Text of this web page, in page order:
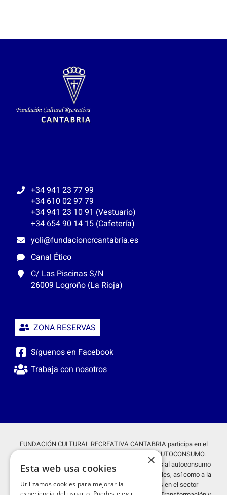
+34 941 23 77 99
+34 610 02 97 79
+34 941 23 10 91 (Vestuario)
+34 654 90 14 15 (Cafetería)
yoli@fundacioncrcantabria.es
Canal Ético
C/ Las Piscinas S/N
26009 Logroño (La Rioja)
ZONA RESERVAS
Síguenos en Facebook
Trabaja con nosotros
FUNDACIÓN CULTURAL RECREATIVA CANTABRIA participa en el
proyecto GENERACIÓN FOTOVOLTÁICA PARA AUTOCONSUMO.
Proyecto acogido al programa de incentivos ligados al autoconsumo
y almacenamiento, con fuentes de energía renovables, así como a la
implantación de sistemas térmicos renovables en el sector
×
Esta web usa cookies
Utilizamos cookies para mejorar la